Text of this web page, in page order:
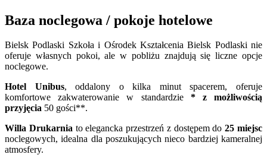
Baza noclegowa / pokoje hotelowe
Bielsk Podlaski Szkoła i Ośrodek Kształcenia Bielsk Podlaski nie
oferuje własnych pokoi, ale w pobliżu znajdują się liczne opcje
noclegowe.
Hotel Unibus, oddalony o kilka minut spacerem, oferuje
komfortowe zakwaterowanie w standardzie * z możliwością
przyjęcia 50 gości**.
Willa Drukarniato elegancka przestrzeń z dostępem do25 miejsc
noclegowych, idealna dla poszukujących nieco bardziej kameralnej
atmosfery.